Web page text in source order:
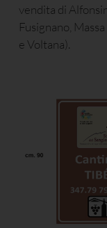
vendita di
Fusignano,
e Voltana).